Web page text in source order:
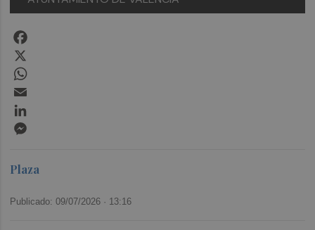
Plaza
Publicado: 09/07/2026 · 13:16